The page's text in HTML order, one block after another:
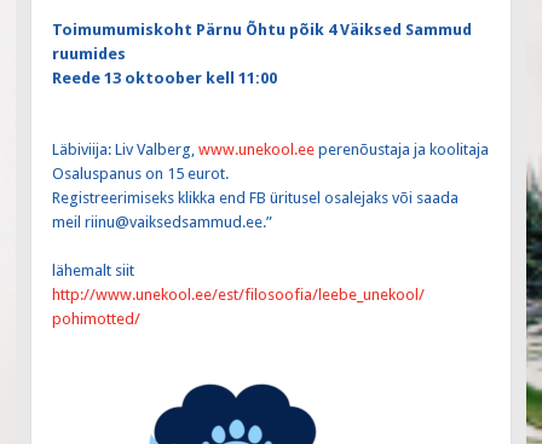
Toimumumiskoht Pärnu Õhtu põik 4 Väiksed Sammud
ruumides
Reede 13 oktoober kell 11:00
Läbiviija: Liv Valberg,www.unekool.ee perenõustaja ja koolitaja
Osaluspanus on 15 eurot.
Registreerimiseks klikka end FB üritusel osalejaks või saada
meil riinu@vaiksedsammud.ee.”
lähemalt siit
http://www.unekool.ee/est/filosoofia/leebe_unekool/
pohimotted/